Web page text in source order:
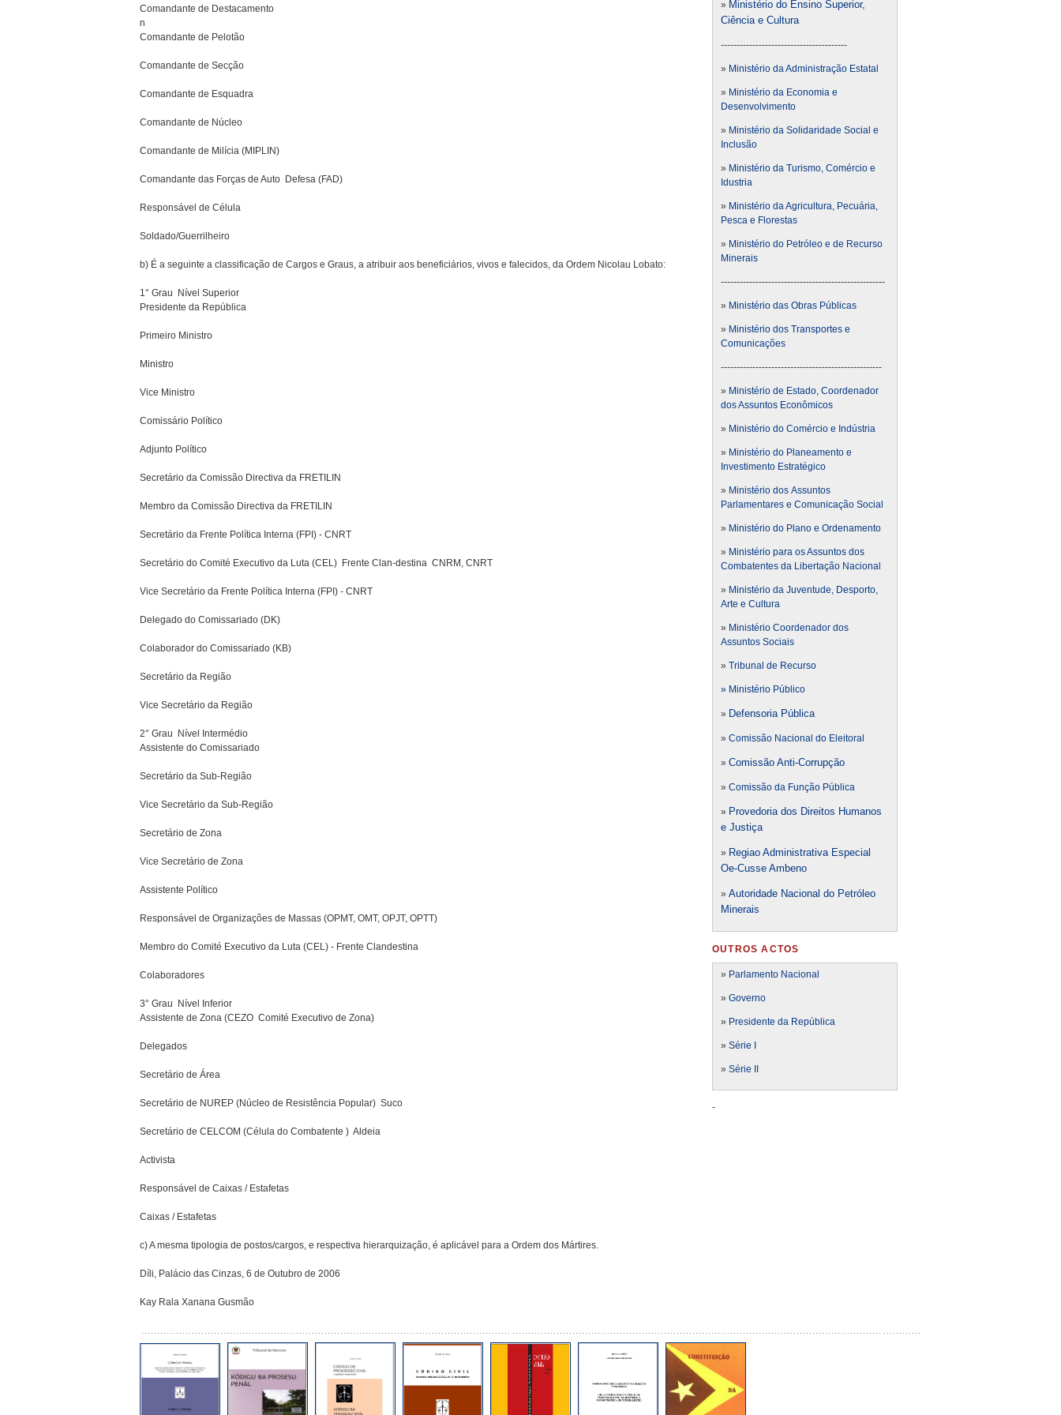
Comandante de Destacamento
n
Comandante de Pelotão
Comandante de Secção
Comandante de Esquadra
Comandante de Núcleo
Comandante de Milícia (MIPLIN)
Comandante das Forças de Auto  Defesa (FAD)
Responsável de Célula
Soldado/Guerrilheiro
b) É a seguinte a classificação de Cargos e Graus, a atribuir aos beneficiários, vivos e falecidos, da Ordem Nicolau Lobato:
1° Grau  Nível Superior
Presidente da República
Primeiro Ministro
Ministro
Vice Ministro
Comissário Político
Adjunto Político
Secretário da Comissão Directiva da FRETILIN
Membro da Comissão Directiva da FRETILIN
Secretário da Frente Política Interna (FPI) - CNRT
Secretário do Comité Executivo da Luta (CEL)  Frente Clan-destina  CNRM, CNRT
Vice Secretário da Frente Política Interna (FPI) - CNRT
Delegado do Comissariado (DK)
Colaborador do Comissariado (KB)
Secretário da Região
Vice Secretário da Região
2° Grau  Nível Intermédio
Assistente do Comissariado
Secretário da Sub-Região
Vice Secretário da Sub-Região
Secretário de Zona
Vice Secretário de Zona
Assistente Político
Responsável de Organizações de Massas (OPMT, OMT, OPJT, OPTT)
Membro do Comité Executivo da Luta (CEL) - Frente Clandestina
Colaboradores
3° Grau  Nível Inferior
Assistente de Zona (CEZO  Comité Executivo de Zona)
Delegados
Secretário de Área
Secretário de NUREP (Núcleo de Resistência Popular)  Suco
Secretário de CELCOM (Célula do Combatente )  Aldeia
Activista
Responsável de Caixas / Estafetas
Caixas / Estafetas
c) A mesma tipologia de postos/cargos, e respectiva hierarquização, é aplicável para a Ordem dos Mártires.
Díli, Palácio das Cinzas, 6 de Outubro de 2006
Kay Rala Xanana Gusmão
» Ministério do Ensino Superior,
Ciência e Cultura
----------------------------------------
» Ministério da Administração Estatal
» Ministério da Economia e
Desenvolvimento
» Ministério da Solidaridade Social e
Inclusão
» Ministério da Turismo, Comércio e
Idustria
» Ministério da Agricultura, Pecuária,
Pesca e Florestas
» Ministério do Petróleo e de Recurso
Minerais
----------------------------------------------------
» Ministério das Obras Públicas
» Ministério dos Transportes e
Comunicações
---------------------------------------------------
» Ministério de Estado, Coordenador
dos Assuntos Econômicos
» Ministério do Comércio e Indústria
» Ministério do Planeamento e
Investimento Estratégico
» Ministério dos Assuntos
Parlamentares e Comunicação Social
» Ministério do Plano e Ordenamento
» Ministério para os Assuntos dos
Combatentes da Libertação Nacional
» Ministério da Juventude, Desporto,
Arte e Cultura
» Ministério Coordenador dos
Assuntos Sociais
» Tribunal de Recurso
» Ministério Público
» Defensoria Pública
» Comissão Nacional do Eleitoral
» Comissão Anti-Corrupção
» Comissão da Função Pública
» Provedoria dos Direitos Humanos
e Justiça
» Regiao Administrativa Especial
Oe-Cusse Ambeno
» Autoridade Nacional do Petróleo
Minerais
OUTROS ACTOS
» Parlamento Nacional
» Governo
» Presidente da República
» Série I
» Série II
-